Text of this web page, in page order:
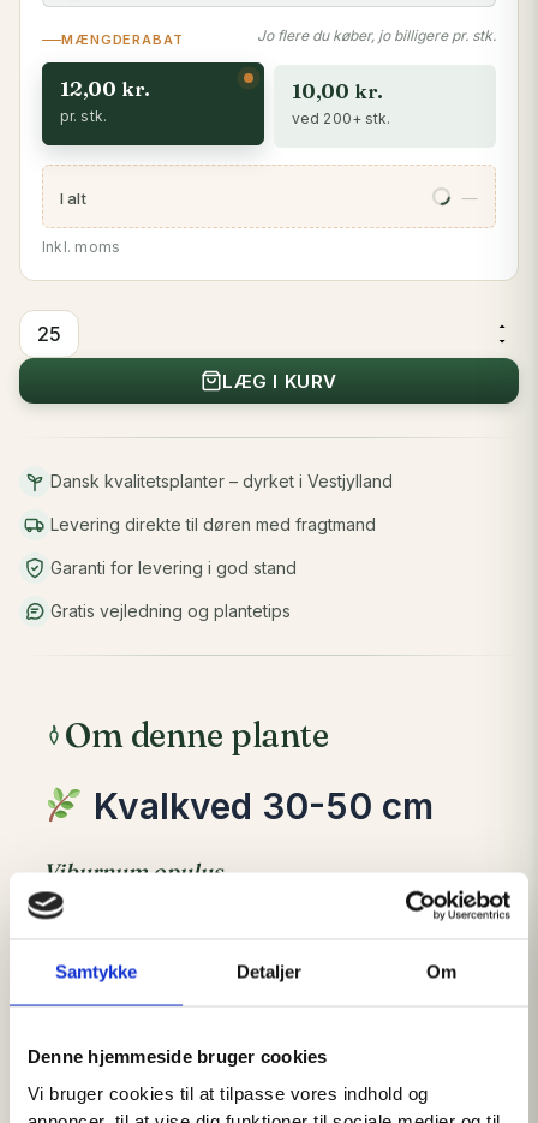
Samtykke Detaljer Om
Denne hjemmeside bruger cookies
Vi bruger cookies til at tilpasse vores indhold og
MÆNGDERABAT Jo flere du køber, jo billigere pr. stk.
12,00 kr.
pr. stk.
10,00 kr.
ved 200+ stk.
I alt 300,00 kr.
Inkl. moms
Kvalkved
30-
50
LÆG I KURV
Dansk kvalitetsplanter – dyrket i Vestjylland
Levering direkte til døren med fragtmand
Garanti for levering i god stand
Gratis vejledning og plantetips
Om denne plante
Kvalkved 30-50 cm
Viburnum opulus
Smuk hjemmehørende busk med blomster,
læhegn, skovbryn, remiser og naturhaver.
Busken byder på smukke hvide blomsterskærme